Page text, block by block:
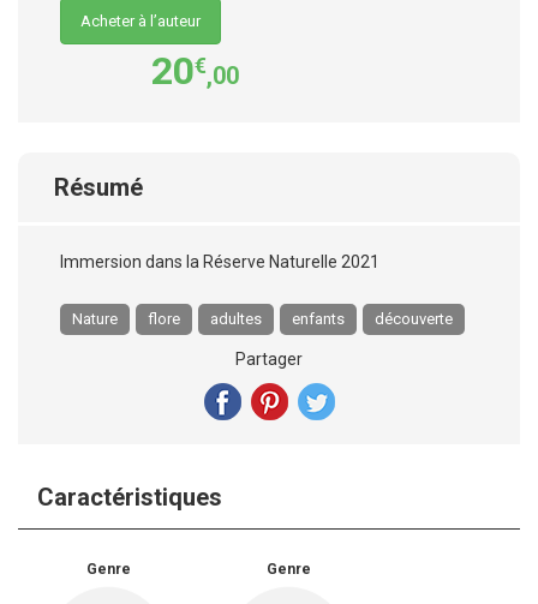
Acheter à l’auteur
20€,00
Résumé
Immersion dans la Réserve Naturelle 2021
Nature flore adultes enfants découverte
Partager
Caractéristiques
Genre Genre